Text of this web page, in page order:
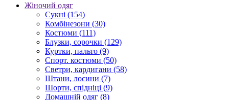
Жіночий одяг
Сукні (154)
Комбінезони (30)
Костюми (111)
Блузки, сорочки (129)
Куртки, пальто (9)
Спорт. костюми (50)
Светри, кардигани (58)
Штани, лосини (7)
Шорти, спідніці (9)
Домашній одяг (8)